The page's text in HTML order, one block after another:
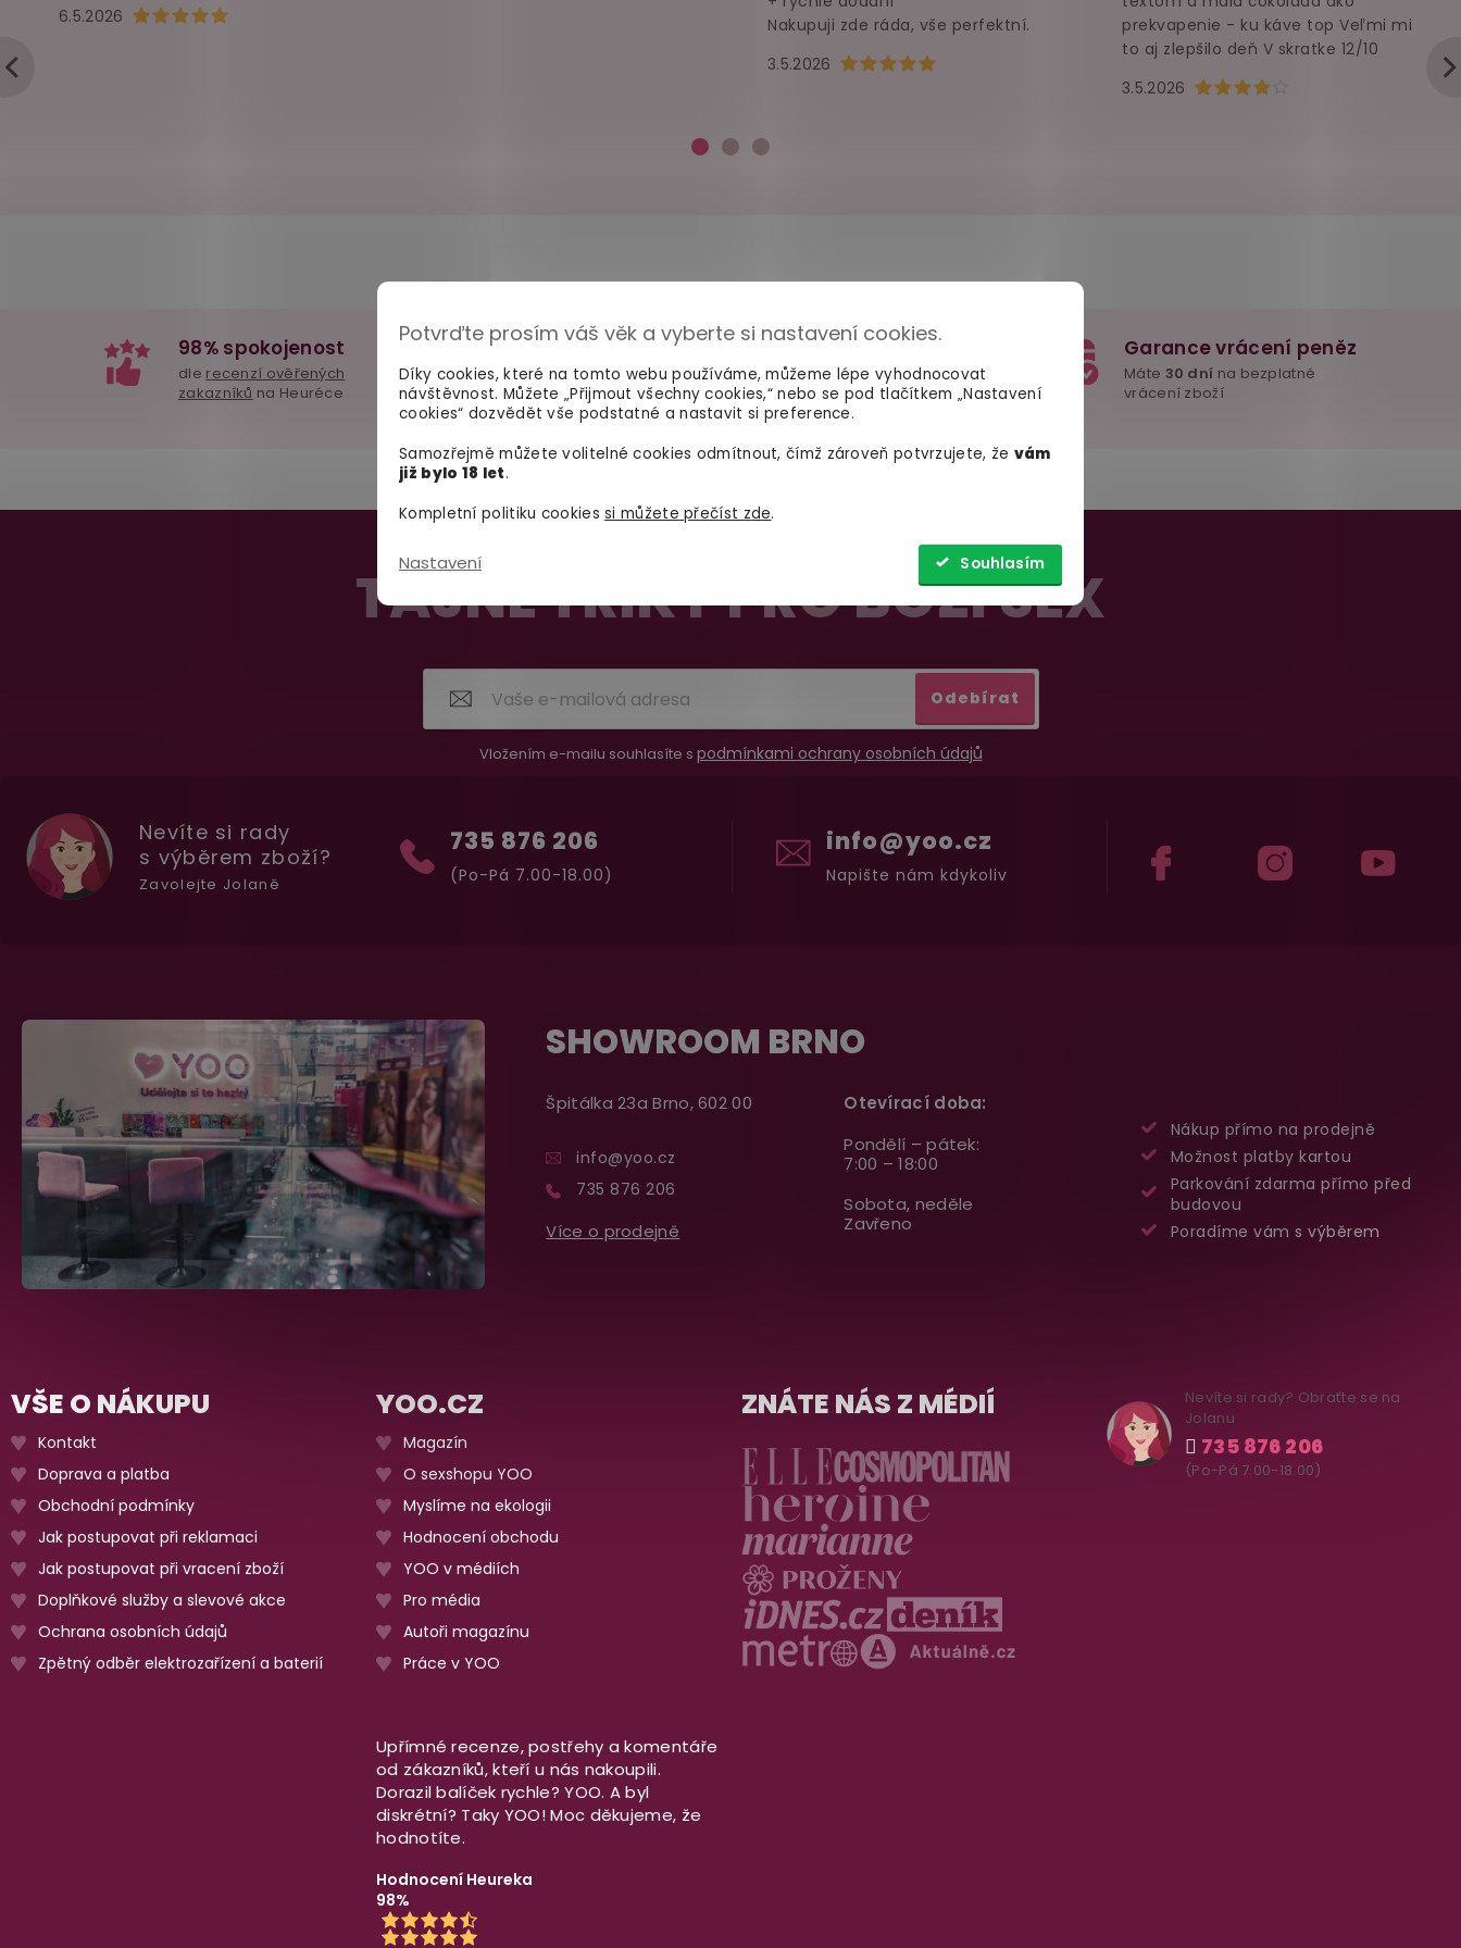
Potvrďte prosím váš věk a vyberte si nastavení cookies.
Díky cookies, které na tomto webu používáme, můžeme lépe vyhodnocovat
návštěvnost. Můžete „Přijmout všechny cookies,“ nebo se pod tlačítkem „Nastavení
cookies“ dozvědět vše podstatné a nastavit si preference.
Samozřejmě můžete volitelné cookies odmítnout, čímž zároveň potvrzujete, že vám
již bylo 18 let.
Kompletní politiku cookiessi můžete přečíst zde.
Nastavení Souhlasím
Hodnocení obchodu je 5 z 5 hvězdiček.
6.5.2026
Hodnocení obchodu je 5 z 5 hvězdiček.
3.5.2026
Nakupuji zde ráda, vše perfektní.
Hodnocení obchodu je 4 z 5
3.5.2026
prekvapenie - ku káve top Veľmi mi
to aj zlepšilo deň V skratke 12/10
98% spokojenost
dle recenzí ověřených
zakazníků na Heuréce
100% diskrétní balení
Nikdo nepozná, co jste si
objednali. Mrkněte,jak vypadá
balíček.
Dodání do 2. dne
Na rychlosti záleží! Vše důležité
máme skladem a okamžitě
odesíláme.
Garance vrácení peněz
Máte 30 dní na bezplatné
vrácení zboží
TAJNÉ TRIKY PRO BOŽÍ SEX
Vložením e-mailu souhlasíte s podmínkami ochrany osobních údajů
Odebírat
info@yoo.cz
Napište nám kdykoliv
735 876 206
(Po-Pá 7.00-18.00)
Nevíte si rady
s výběrem zboží?
Zavolejte Jolaně
SHOWROOM BRNO
Špitálka 23a Brno, 602 00
info@yoo.cz
735 876 206
Více o prodejně
Otevírací doba:
Pondělí – pátek:
7:00 – 18:00
Sobota, neděle
Zavřeno
Nákup přímo na prodejně
Možnost platby kartou
Parkování zdarma přímo před
budovou
Poradíme vám s výběrem
VŠE O NÁKUPU
Kontakt
Doprava a platba
Obchodní podmínky
Jak postupovat při reklamaci
Jak postupovat při vracení zboží
Doplňkové služby a slevové akce
Ochrana osobních údajů
Zpětný odběr elektrozařízení a baterií
YOO.CZ
Magazín
O sexshopu YOO
Myslíme na ekologii
Hodnocení obchodu
YOO v médiích
Pro média
Autoři magazínu
Práce v YOO
ZNÁTE NÁS Z MÉDIÍ
Nevíte si rady? Obraťte se na
Jolanu
735 876 206
(Po-Pá 7.00-18.00)
Upřímné recenze, postřehy a komentáře
od zákazníků, kteří u nás nakoupili.
Dorazil balíček rychle? YOO. A byl
diskrétní? Taky YOO! Moc děkujeme, že
hodnotíte.
Hodnocení Heureka
98%